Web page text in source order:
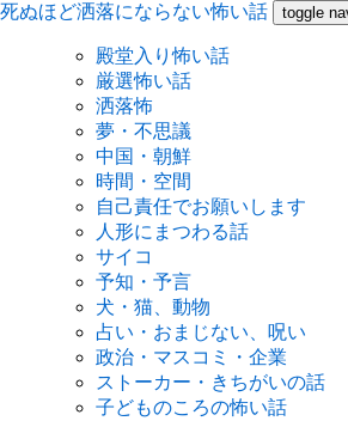
死ぬほど洒落にならない怖い話 toggle
殿堂入り怖い話
厳選怖い話
洒落怖
夢・不思議
中国・朝鮮
時間・空間
自己責任でお願いします
人形にまつわる話
サイコ
予知・予言
犬・猫、動物
占い・おまじない、呪い
政治・マスコミ・企業
ストーカー・きちがいの話
子どものころの怖い話